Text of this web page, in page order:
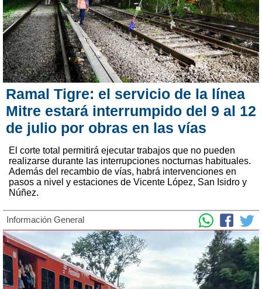
Ramal Tigre: el servicio de la línea
Mitre estará interrumpido del 9 al 12
de julio por obras en las vías
El corte total permitirá ejecutar trabajos que no pueden
realizarse durante las interrupciones nocturnas habituales.
Además del recambio de vías, habrá intervenciones en
pasos a nivel y estaciones de Vicente López, San Isidro y
Núñez.
Información General